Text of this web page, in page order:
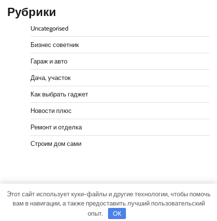
Рубрики
Uncategorised
Бизнес советник
Гараж и авто
Дача, участок
Как выбрать гаджет
Новости плюс
Ремонт и отделка
Строим дом сами
Copyright © 2026Мастер участка Тема Actual News от
Этот сайт использует куки-файлы и другие технологии, чтобы помочь
вам в навигации, а также предоставить лучший пользовательский
опыт.
OK